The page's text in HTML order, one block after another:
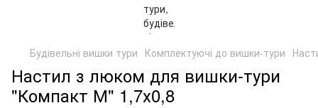
Будівельні вишки тури Комплектуючі до вишки-тури
Настил з люком для вишки-тури
"Компакт М" 1,7х0,8